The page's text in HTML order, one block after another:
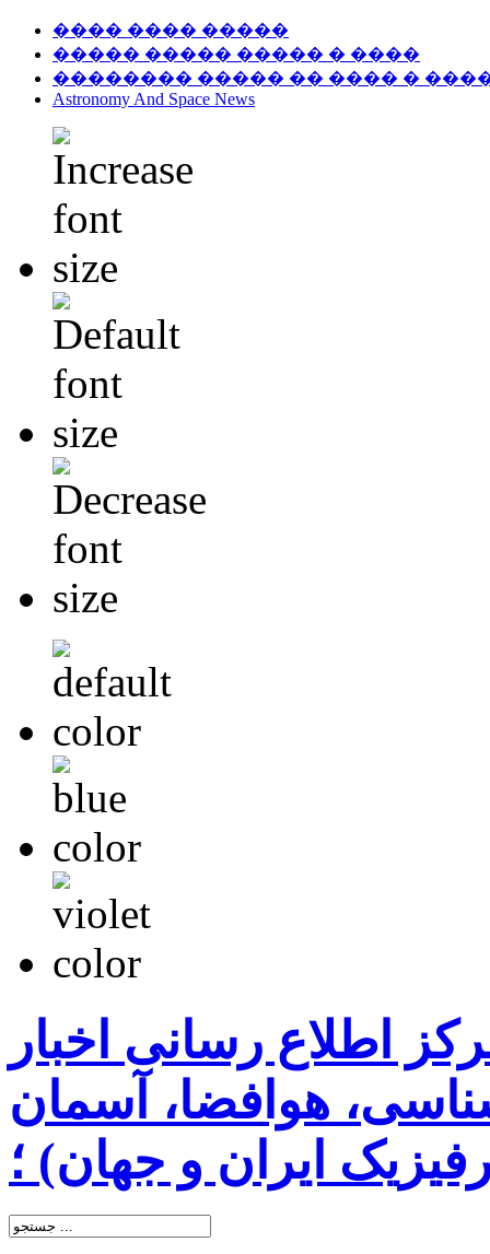
���� ���� �����
����� ����� ����� � ����
�������� ����� �� ���� �
Astronomy And Space News
اطلاع رسانی اخبار
هوافضا، آسمان
ایران و جهان) ؛